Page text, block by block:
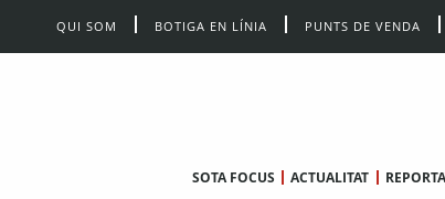
QUI SOM BOTIGA EN LÍNIA PUNTS DE VENDA
SOTA FOCUS ACTUALITAT